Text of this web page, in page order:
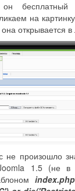
он бесплатный
на
открывается в
не произошло
1.5 (не в
index.php